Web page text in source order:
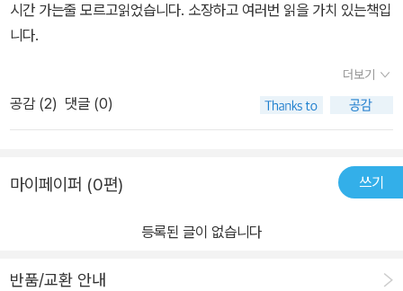
나와 아이 사이에 해결되지 않는 무언가가 있다면 반드시 읽어야 되
는 책! -부모로서, 한 인간으로서 성장하고 통찰하기 위한 심리 이론
의 모든 것을 말한다. -깊은 울림을 주는 가장 의미 있는 관계에 대하
여! -강력한 깨달음의 책! 부모라면 읽어야 할 바이블!
시간 가는줄 모르고읽었습니다. 소장하고 여러번 읽을 가치 있는책입
니다.
더보기
공감 (2) 댓글 (0)
마이페이퍼 (0편) 쓰기
등록된 글이 없습니다
반품/교환 안내